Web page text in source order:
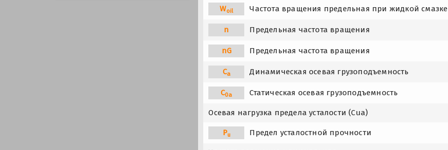
Woil Частота вращения предельная при жидкой смазке
n Предельная частота вращения
nG Предельная частота вращения
Ca Динамическая осевая грузоподъемность
C0a Статическая осевая грузоподъемность
Осевая нагрузка предела усталости (Cua)
Pu Предел усталостной прочности